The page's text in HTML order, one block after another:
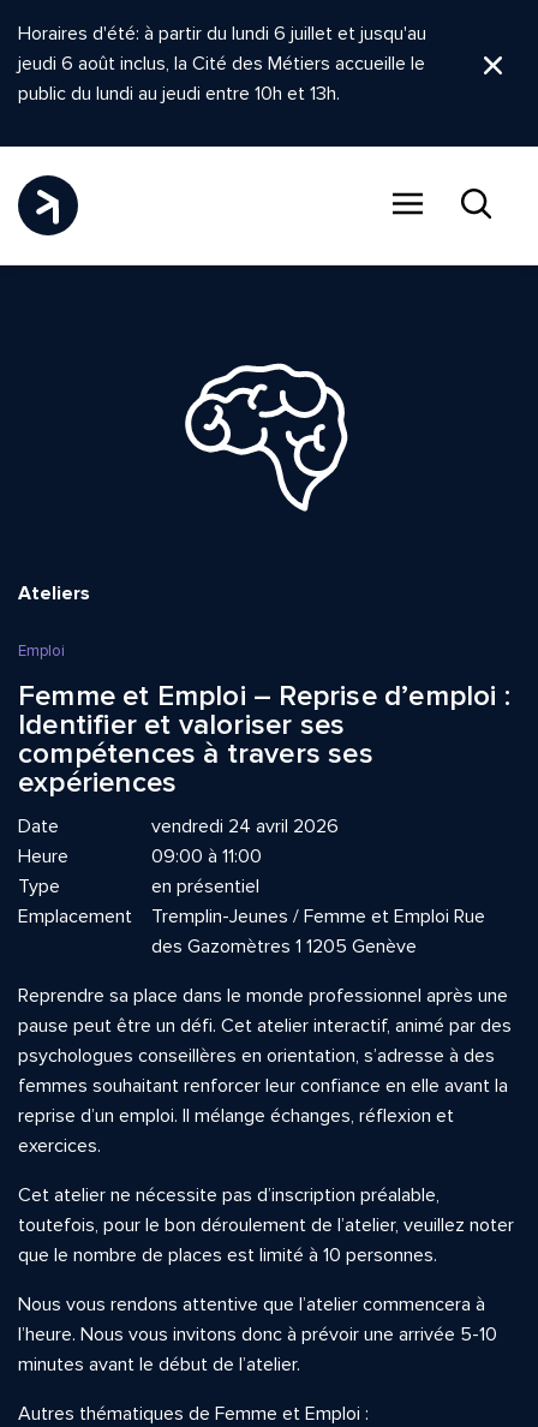
Horaires d'été: à partir du lundi 6 juillet et jusqu'au
jeudi 6 août inclus, la Cité des Métiers accueille le
public du lundi au jeudi entre 10h et 13h.
Ateliers
Emploi
Femme et Emploi – Reprise d’emploi :
Identifier et valoriser ses
compétences à travers ses
expériences
Date
vendredi 24 avril 2026
Heure
09:00 à 11:00
Type
en présentiel
Emplacement
Tremplin-Jeunes / Femme et Emploi Rue
des Gazomètres 1 1205 Genève
Reprendre sa place dans le monde professionnel après une
pause peut être un défi. Cet atelier interactif, animé par des
psychologues conseillères en orientation, s’adresse à des
femmes souhaitant renforcer leur confiance en elle avant la
reprise d’un emploi. Il mélange échanges, réflexion et
exercices.
Cet atelier ne nécessite pas d’inscription préalable,
toutefois, pour le bon déroulement de l’atelier, veuillez noter
que le nombre de places est limité à 10 personnes.
Nous vous rendons attentive que l’atelier commencera à
l’heure. Nous vous invitons donc à prévoir une arrivée 5-10
minutes avant le début de l’atelier.
Autres thématiques de Femme et Emploi :